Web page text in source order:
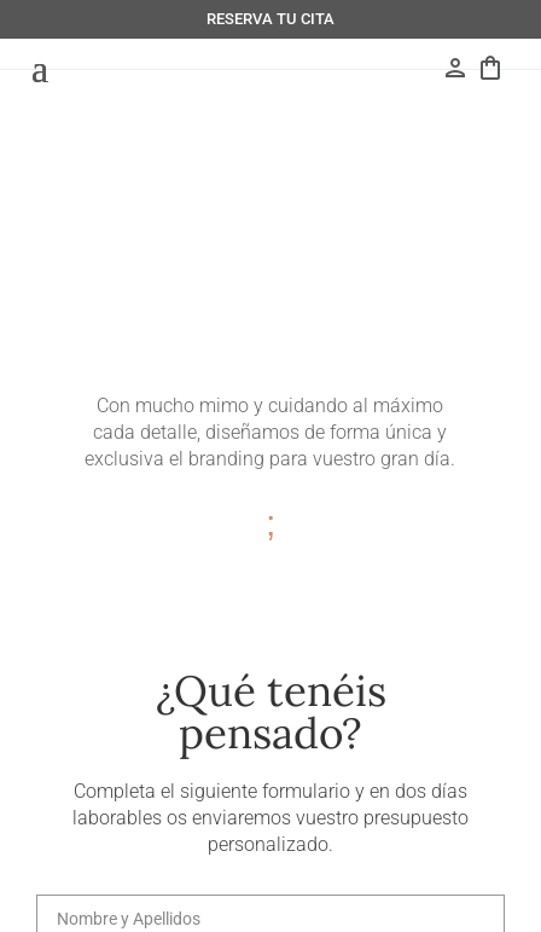
RESERVA TU CITA
person shopping_bag
Con mucho mimo y cuidando al máximo
cada detalle, diseñamos de forma única y
exclusiva el branding para vuestro gran día.
;
¿Qué tenéis
pensado?
Completa el siguiente formulario y en dos días
laborables os enviaremos vuestro presupuesto
personalizado.